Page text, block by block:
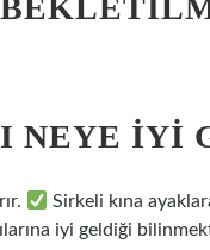
NEYE IYI
Sirkeli kına
iyi geldiği